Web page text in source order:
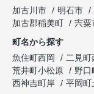
加古川市
明石市
加古郡稲美町
宍粟
町名から探す
魚住町西岡
二見町
荒井町小松原
野口
西神吉町岸
平岡町